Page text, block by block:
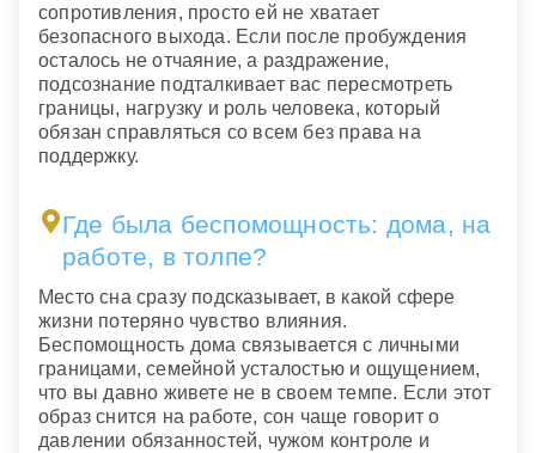
сопротивления, просто ей не хватает
безопасного выхода. Если после пробуждения
осталось не отчаяние, а раздражение,
подсознание подталкивает вас пересмотреть
границы, нагрузку и роль человека, который
обязан справляться со всем без права на
поддержку.
Где была беспомощность: дома, на
работе, в толпе?
Место сна сразу подсказывает, в какой сфере
жизни потеряно чувство влияния.
Беспомощность дома связывается с личными
границами, семейной усталостью и ощущением,
что вы давно живете не в своем темпе. Если этот
образ снится на работе, сон чаще говорит о
давлении обязанностей, чужом контроле и